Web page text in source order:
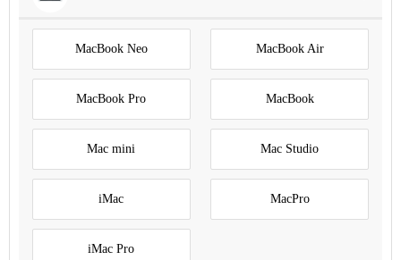
MacBook Neo MacBook Air
MacBook Pro MacBook
Mac mini Mac Studio
iMac MacPro
iMac Pro